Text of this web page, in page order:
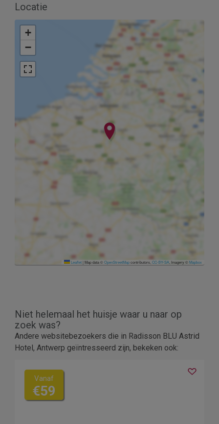
Locatie
+
−
Leaflet| Map data ©OpenStreetMapcontributors,CC-BY-SA, Imagery ©Mapbox
Niet helemaal het huisje waar u naar op
zoek was?
Andere websitebezoekers die in Radisson BLU Astrid
Hotel, Antwerp geïntresseerd zijn, bekeken ook:
Vanaf
€59